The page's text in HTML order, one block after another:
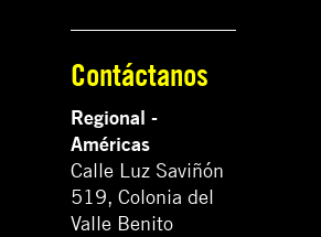
Contáctanos
Regional -
Américas
Calle Luz Saviñón
519, Colonia del
Valle Benito